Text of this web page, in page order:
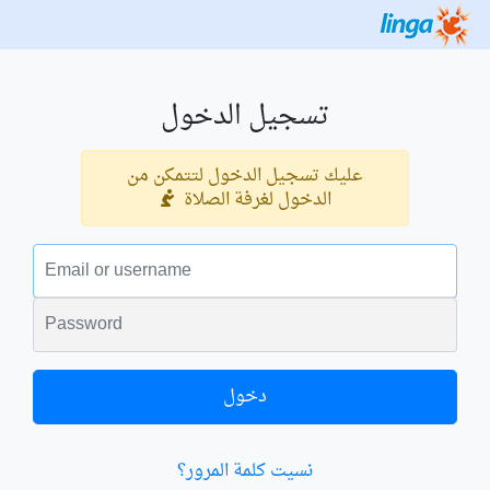
تسجيل الدخول
عليك تسجيل الدخول لتتمكن من
الدخول لغرفة الصلاة
البريد الالكتروني
الكلمة السرية
دخول
نسيت كلمة المرور؟